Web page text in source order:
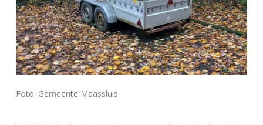
Foto: Gemeente Maassluis